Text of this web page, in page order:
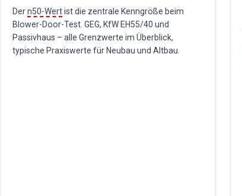
Dern50-Wertist die zentrale Kenngröße beim
Blower-Door-Test. GEG, KfW EH55/40 und
Passivhaus – alle Grenzwerte im Überblick,
typische Praxiswerte für Neubau und Altbau.